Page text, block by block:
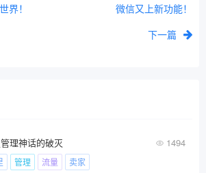
界！
微信又上新功能！
下一篇
理神话的破灭 1494
管理 流量 卖家